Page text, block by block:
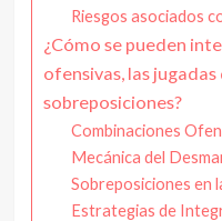
Riesgos asociados
¿Cómo se pueden
ofensivas, las
sobreposiciones?
Combinaciones
Mecánica del
Sobreposiciones en
Estrategias de